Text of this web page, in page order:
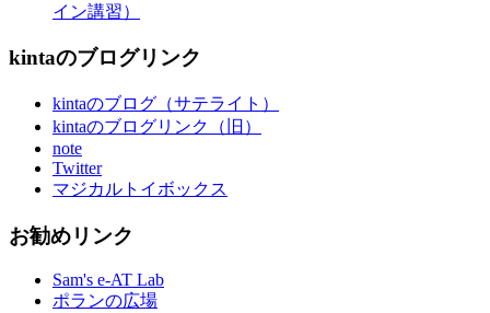
イン講習）
kintaのブログリンク
kintaのブログ（サテライト）
kintaのブログリンク（旧）
note
Twitter
マジカルトイボックス
お勧めリンク
Sam's e-AT Lab
ポランの広場